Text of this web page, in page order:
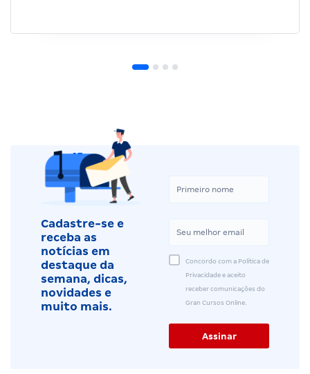
Cadastre-se e
receba as
notícias em
destaque da
semana, dicas,
novidades e
muito mais.
Concordo com a Política de
Privacidade e aceito
receber comunicações do
Gran Cursos Online.